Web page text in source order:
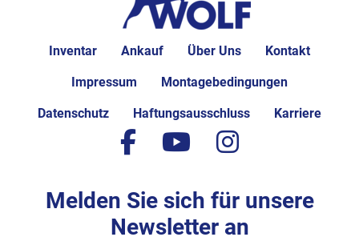
Inventar Ankauf Über Uns Kontakt
Impressum Montagebedingungen
Datenschutz Haftungsausschluss Karriere
facebook
youtubeinstagram
Melden Sie sich für unsere
Newsletter an